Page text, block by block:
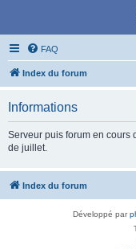
FAQ
Index du forum
Informations
Serveur puis forum en cours
de juillet.
Index du forum
Développé par